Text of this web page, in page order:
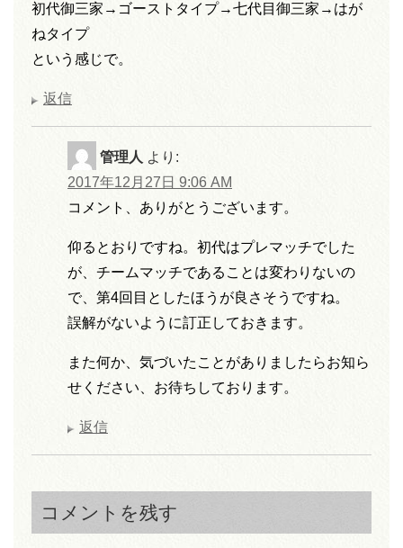
初代御三家→ゴーストタイプ→七代目御三家→はが
ねタイプ
という感じで。
返信
管理人 より:
2017年12月27日 9:06 AM
コメント、ありがとうございます。
仰るとおりですね。初代はプレマッチでした
が、チームマッチであることは変わりないの
で、第4回目としたほうが良さそうですね。
誤解がないように訂正しておきます。
また何か、気づいたことがありましたらお知ら
せください、お待ちしております。
返信
コメントを残す